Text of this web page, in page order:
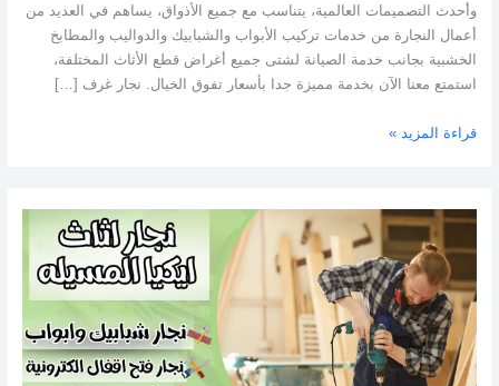
وأحدث التصميمات العالمية، يتناسب مع جميع الأذواق، يساهم في العديد من
أعمال النجارة من خدمات تركيب الأبواب والشبابيك والدواليب والمطابخ
الخشبية بجانب خدمة الصيانة لشتى جميع أغراض قطع الأثاث المختلفة،
استمتع معنا الآن بخدمة مميزة جدا بأسعار تفوق الخيال. نجار غرف […]
قراءة المزيد »